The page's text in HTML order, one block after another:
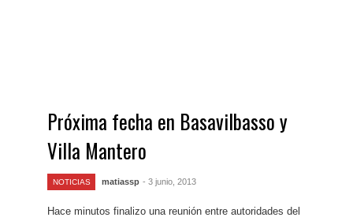
Próxima fecha en Basavilbasso y
Villa Mantero
NOTICIAS matiassp - 3 junio, 2013
Hace minutos finalizo una reunión entre autoridades del